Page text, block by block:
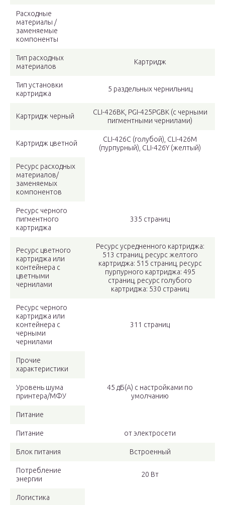
Расходные
материалы /
заменяемые
компоненты
Тип расходных
материалов
Картридж
Тип установки
картриджа
5 раздельных чернильниц
Картридж черный
CLI-426BK, PGI-425PGBK (с черными
пигментными чернилами)
Картридж цветной
CLI-426C (голубой), CLI-426M
(пурпурный), CLI-426Y (желтый)
Ресурс расходных
материалов/
заменяемых
компонентов
Ресурс черного
пигментного
картриджа
335 страниц
Ресурс цветного
картриджа или
контейнера с
цветными
чернилами
Ресурс усредненного картриджа:
513 страниц, ресурс желтого
картриджа: 515 страниц, ресурс
пурпурного картриджа: 495
страниц, ресурс голубого
картриджа: 530 страниц
Ресурс черного
картриджа или
контейнера с
черными
чернилами
311 страниц
Прочие
характеристики
Уровень шума
принтера/МФУ
45 дБ(A) с настройками по
умолчанию
Питание
Питание от электросети
Блок питания Встроенный
Потребление
энергии
20 Вт
Логистика